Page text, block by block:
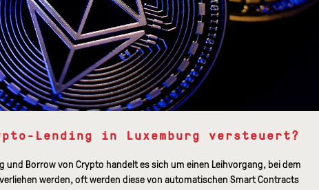
Lending in Luxemburg versteuert?
und Borrow von Crypto handelt es sich um einen Leihvorgang, bei dem
werden, oft werden diese von automatischen Smart Contracts